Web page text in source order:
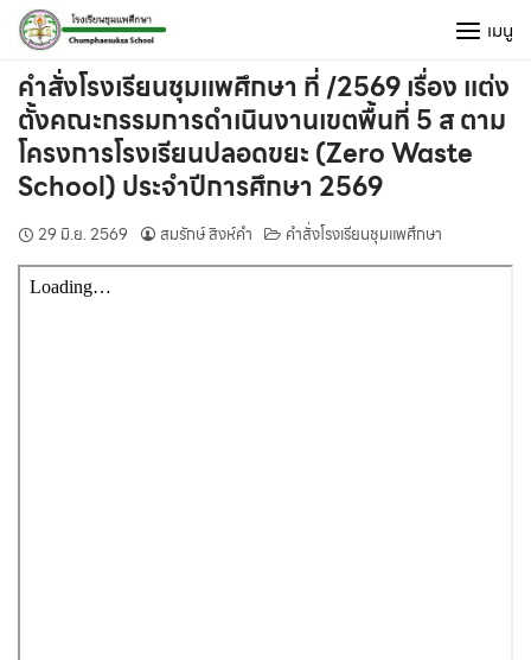
Skip
content
เมนู
คำสั่งโรงเรียนชุมแพศึกษา ที่ /2569 เรื่อง แต่ง
ตั้งคณะกรรมการดำเนินงานเขตพื้นที่ 5 ส ตาม
โครงการโรงเรียนปลอดขยะ (Zero Waste
School) ประจำปีการศึกษา 2569
29 มิ.ย. 2569 สมรักษ์ สิงห์คำ คำสั่งโรงเรียนชุมแพศึกษา